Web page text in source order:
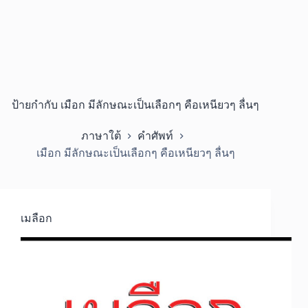
ป้ายกำกับ เมือก มีลักษณะเป็นเลือกๆ คือเหนียวๆ ลื่นๆ
ภาษาใต้
คำศัพท์
เมือก มีลักษณะเป็นเลือกๆ คือเหนียวๆ ลื่นๆ
เมลือก